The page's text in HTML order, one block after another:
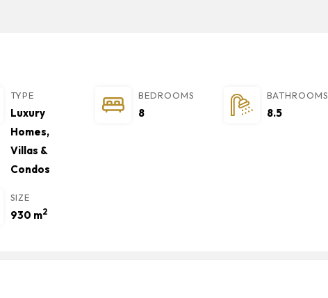
TYPE
Luxury
Homes,
Villas &
Condos
BEDROOMS
8
BATHROOMS
8.5
SIZE
930 m2